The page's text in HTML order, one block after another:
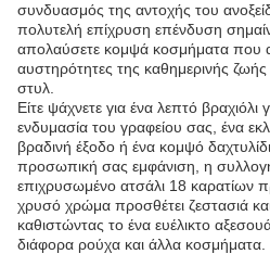
συνδυασμός της αντοχής του
πολυτελή επίχρυση επένδυση
απολαύσετε κομψά κοσμήματα που
αυστηρότητες της καθημερινής
στυλ.
Είτε ψάχνετε για ένα λεπτό
ενδυμασία του γραφείου σας, ένα
βραδινή έξοδο ή ένα κομψό
προσωπική σας εμφάνιση, η
επιχρυσωμένο ατσάλι 18 καρατίων
χρυσό χρώμα προσθέτει ζεστασιά
καθιστώντας το ένα ευέλικτο
διάφορα ρούχα και άλλα κοσμήματα.